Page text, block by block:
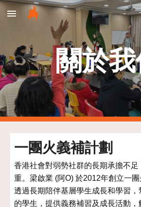
Skip to main content
關於
一團火義補計劃
香港社會對弱勢社群的長期承擔不
重。梁啟業 (阿O) 於2012年創立一
透過長期陪伴基層學生成長和學習
的學生，提供義務補習及成長活動